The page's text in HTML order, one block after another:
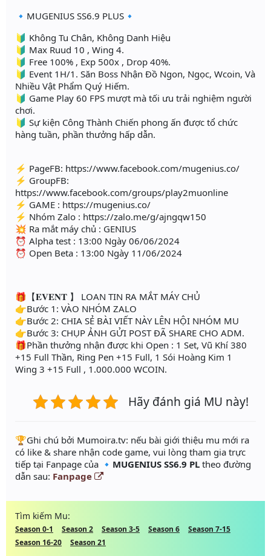
🔹MUGENIUS SS6.9 PLUS🔹
🔰 Không Tu Chân, Không Danh Hiệu
🔰 Max Ruud 10 , Wing 4.
🔰 Free 100% , Exp 500x , Drop 40%.
🔰 Event 1H/1. Săn Boss Nhận Đồ Ngon, Ngọc, Wcoin, Và
Nhiều Vật Phẩm Quý Hiếm.
🔰 Game Play 60 FPS mượt mà tối ưu trải nghiệm người
chơi.
🔰 Sự kiện Công Thành Chiến phong ấn được tổ chức
hàng tuần, phần thưởng hấp dẫn.
⚡ PageFB: https://www.facebook.com/mugenius.co/
⚡ GroupFB:
https://www.facebook.com/groups/play2muonline
⚡ GAME : https://mugenius.co/
⚡ Nhóm Zalo : https://zalo.me/g/ajngqw150
💥 Ra mắt máy chủ : GENIUS
⏰ Alpha test : 13:00 Ngày 06/06/2024
⏰ Open Beta : 13:00 Ngày 11/06/2024
🎁【𝐄𝐕𝐄𝐍𝐓 】 LOAN TIN RA MẮT MÁY CHỦ
👉Bước 1: ️VÀO NHÓM ZALO
👉Bước 2: CHIA SẺ BÀI VIẾT NÀY LÊN HỘI NHÓM MU
👉Bước 3: CHỤP ẢNH GỬI POST ĐÃ SHARE CHO ADM.
🎁Phần thưởng nhận được khi Open : 1 Set, Vũ Khí 380
+15 Full Thần, Ring Pen +15 Full, 1 Sói Hoàng Kim 1
Wing 3 +15 Full , 1.000.000 WCOIN.
Hãy đánh giá MU này!
️🏆Ghi chú bởi Mumoira.tv: nếu bài giới thiệu mu mới ra
có like & share nhận code game, vui lòng tham gia trực
tiếp tại Fanpage của 🔹MUGENIUS SS6.9 PL theo đường
dẫn sau: Fanpage
Tìm kiếm Mu:
Season 0-1 Season 2 Season 3-5 Season 6
Season 7-15
Season 16-20
Season 21